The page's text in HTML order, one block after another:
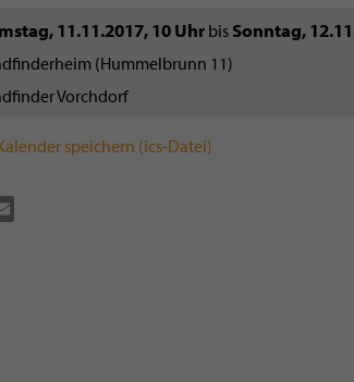
11.11.2017,10 Uhr bis Sonntag,
(Hummelbrunn 11)
Vorchdorf
speichern (ics-Datei)